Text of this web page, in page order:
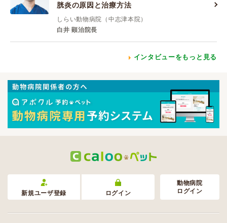
胱炎の原因と治療方法
しらい動物病院（中志津本院）
白井 顕治院長
インタビューをもっと見る
新規ユーザ登録 ログイン
動物病院
ログイン